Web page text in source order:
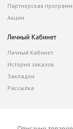
Партнерская
Акции
Личный Кабинет
Личный Кабинет
История заказов
Закладки
Рассылка